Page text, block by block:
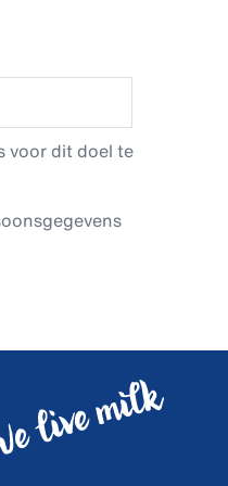
voor dit doel te